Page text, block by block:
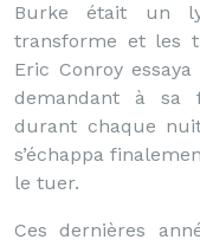
Burke était un
transforme et les
Eric Conroy
demandant à sa
durant chaque
s’échappa
le tuer.
Ces dernières